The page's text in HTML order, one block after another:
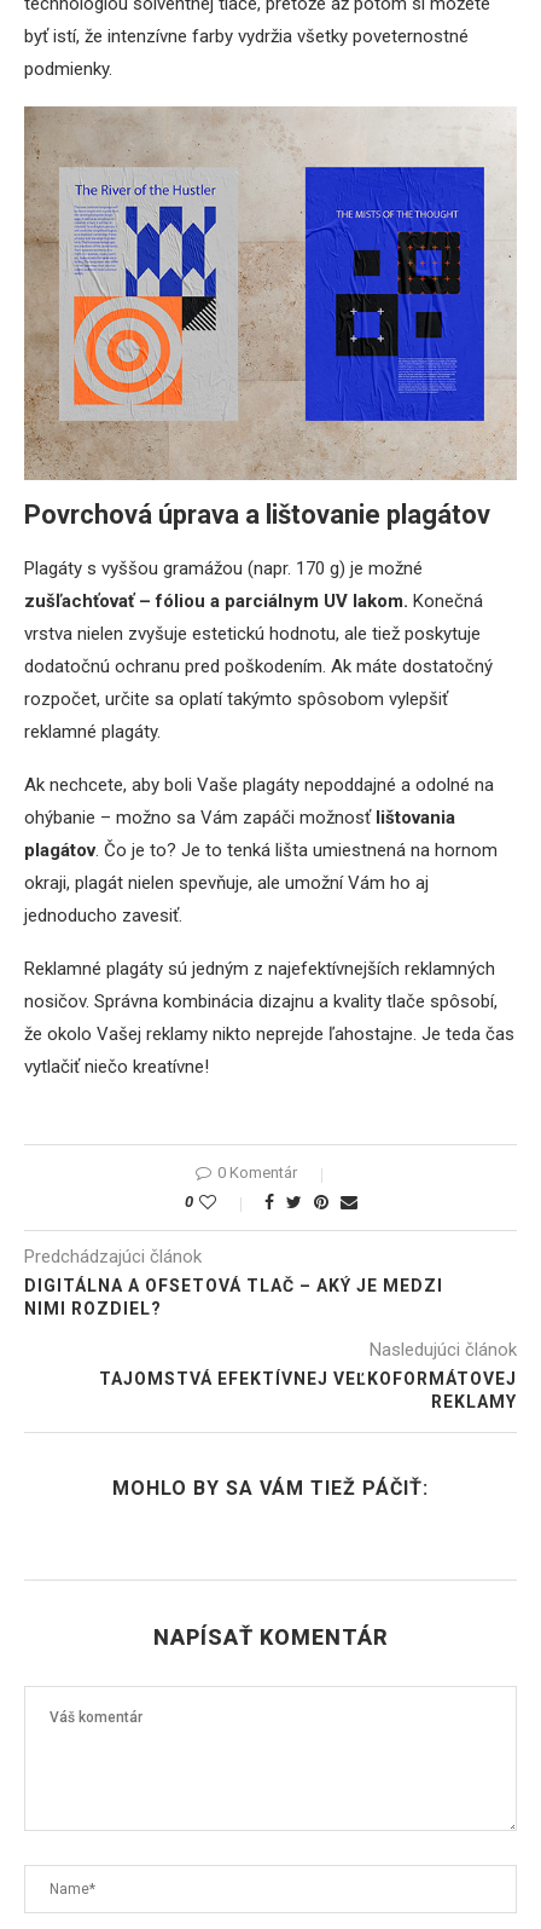
byť istí, že intenzívne farby vydržia všetky poveternostné
podmienky.
Povrchová úprava a lištovanie plagátov
Plagáty s vyššou gramážou (napr. 170 g) je možné
zušľachťovať – fóliou a parciálnym UV lakom. Konečná
vrstva nielen zvyšuje estetickú hodnotu, ale tiež poskytuje
dodatočnú ochranu pred poškodením. Ak máte dostatočný
rozpočet, určite sa oplatí takýmto spôsobom vylepšiť
reklamné plagáty.
Ak nechcete, aby boli Vaše plagáty nepoddajné a odolné na
ohýbanie – možno sa Vám zapáči možnosť lištovania
plagátov. Čo je to? Je to tenká lišta umiestnená na hornom
okraji, plagát nielen spevňuje, ale umožní Vám ho aj
jednoducho zavesiť.
Reklamné plagáty sú jedným z najefektívnejších reklamných
nosičov. Správna kombinácia dizajnu a kvality tlače spôsobí,
že okolo Vašej reklamy nikto neprejde ľahostajne. Je teda čas
vytlačiť niečo kreatívne!
0 Komentár
0
Predchádzajúci článok
DIGITÁLNA A OFSETOVÁ TLAČ – AKÝ JE MEDZI
NIMI ROZDIEL?
Nasledujúci článok
TAJOMSTVÁ EFEKTÍVNEJ VEĽKOFORMÁTOVEJ
REKLAMY
MOHLO BY SA VÁM TIEŽ PÁČIŤ:
NAPÍSAŤ KOMENTÁR